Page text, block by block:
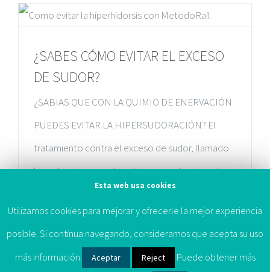
¿SABES CÓMO EVITAR EL EXCESO
DE SUDOR?
¿SABIAS QUE CON LA QUIMIO DE ENERVACIÓN
PUEDES EVITAR LA HIPERSUDORACIÓN? El
tratamiento contra el exceso de sudor, llamado
hiperdrosis, se puede aplicar en cualquier parte
aplica son las axilas, las palmas de las manos y las
plantas de los pies.En Clínicas Método Rail
disponemos de [...]
+34 607 872 105
Política de Privacidad
Aviso Legal
Esta web usa cookies
Utilizamos cookies para mejorar y ofrecerle la mejor experiencia
posible. Si continua navegando, consideramos que acepta su uso
más información.
Aceptar Reject Puede obtener más